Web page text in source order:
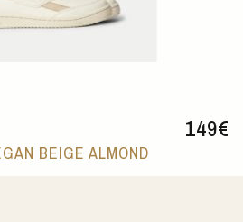
149€
BEIGE ALMOND